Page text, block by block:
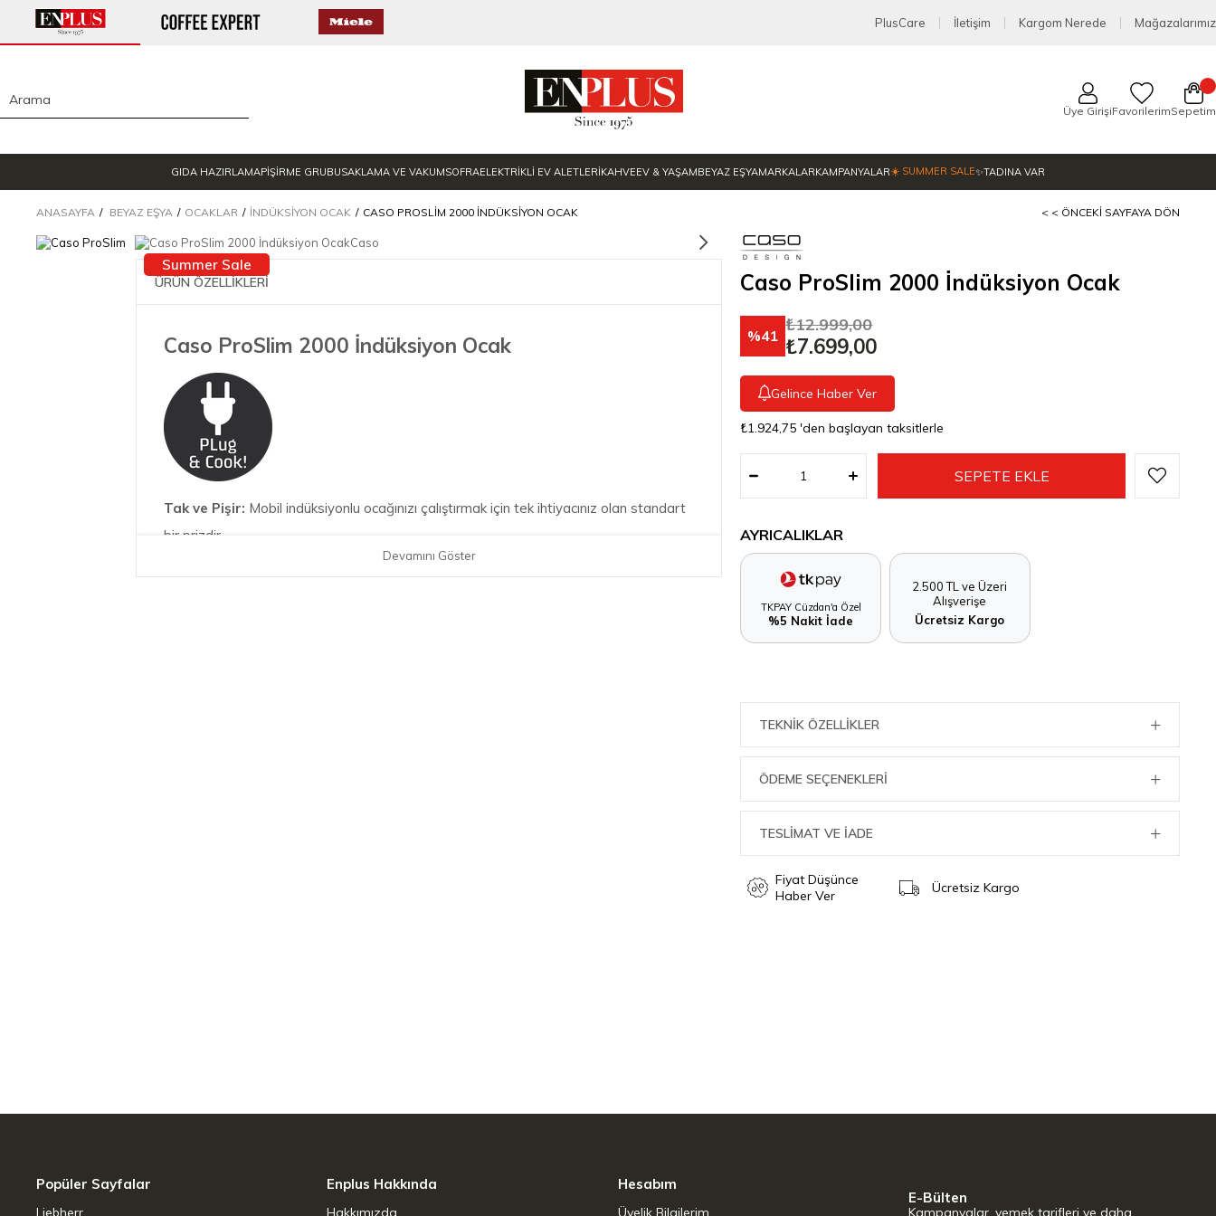
PlusCare İletişim Kargom Nerede Mağazalarımız
Üye GirişiFavorilerimSepetim
GIDA HAZIRLAMAPİŞİRME GRUBUSAKLAMA VE VAKUMSOFRAELEKTRİKLİ EV ALETLERİKAHVEEV & YAŞAMBEYAZ EŞYAMARKALARKAMPANYALAR☀️ SUMMER SALE✨TADINA VAR
ANASAYFA BEYAZ EŞYA OCAKLAR İNDÜKSIYON OCAK CASO PROSLIM 2000 İNDÜKSIYON OCAK < < ÖNCEKI SAYFAYA DÖN
Summer Sale
ÜRÜN ÖZELLİKLERİ
Caso ProSlim 2000 İndüksiyon Ocak
Tak ve Pişir: Mobil indüksiyonlu ocağınızı çalıştırmak için tek ihtiyacınız olan standart
bir prizdir.
Devamını Göster
Caso ProSlim 2000 İndüksiyon Ocak
41
₺12.999,00
₺7.699,00
Gelince Haber Ver
₺1.924,75 'den başlayan taksitlerle
AYRICALIKLAR
TKPAY Cüzdan'a Özel
%5 Nakit İade
2.500 TL ve Üzeri
Alışverişe
Ücretsiz Kargo
TEKNIK ÖZELLIKLER
ÖDEME SEÇENEKLERI
TESLİMAT VE İADE
Fiyat Düşünce
Haber Ver
Ücretsiz Kargo
Popüler Sayfalar
Liebherr
Enplus Hakkında
Hakkımızda
Hesabım
Üyelik Bilgilerim
E-Bülten
Kampanyalar, yemek tarifleri ve daha